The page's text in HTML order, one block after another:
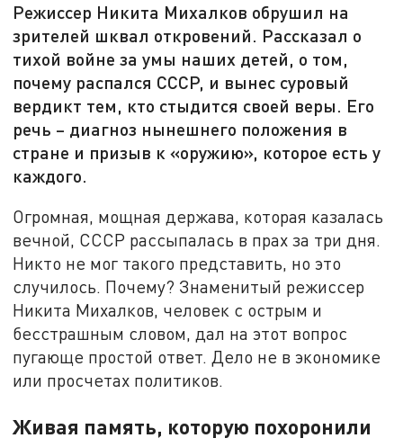
Режиссер Никита Михалков обрушил на
зрителей шквал откровений. Рассказал о
тихой войне за умы наших детей, о том,
почему распался СССР, и вынес суровый
вердикт тем, кто стыдится своей веры. Его
речь – диагноз нынешнего положения в
стране и призыв к «оружию», которое есть у
каждого.
Огромная, мощная держава, которая казалась
вечной, СССР рассыпалась в прах за три дня.
Никто не мог такого представить, но это
случилось. Почему? Знаменитый режиссер
Никита Михалков, человек с острым и
бесстрашным словом, дал на этот вопрос
пугающе простой ответ. Дело не в экономике
или просчетах политиков.
Живая память, которую похоронили